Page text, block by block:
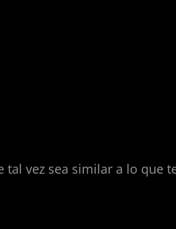
tal vez sea similar a lo que